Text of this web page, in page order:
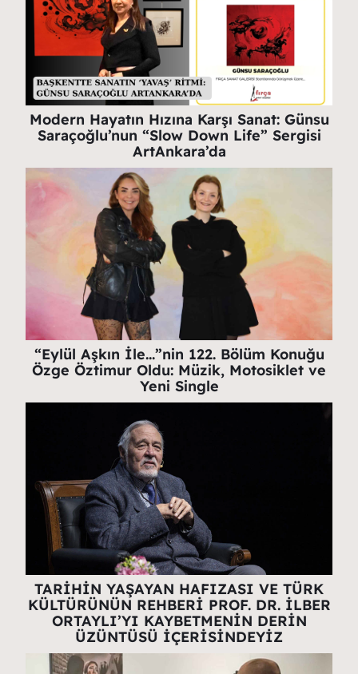
Modern Hayatın Hızına Karşı Sanat: Günsu
Saraçoğlu’nun “Slow Down Life” Sergisi
ArtAnkara’da
“Eylül Aşkın İle…”nin 122. Bölüm Konuğu
Özge Öztimur Oldu: Müzik, Motosiklet ve
Yeni Single
TARİHİN YAŞAYAN HAFIZASI VE TÜRK
KÜLTÜRÜNÜN REHBERİ PROF. DR. İLBER
ORTAYLI’YI KAYBETMENİN DERİN
ÜZÜNTÜSÜ İÇERİSİNDEYİZ